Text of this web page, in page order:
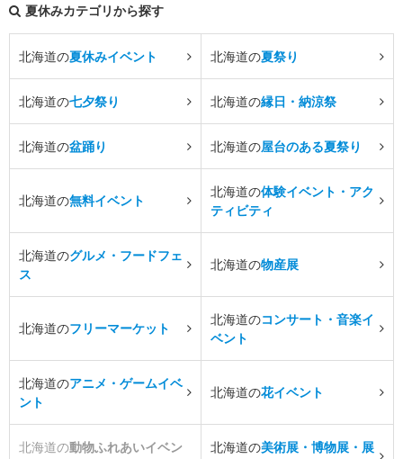
夏休みカテゴリから探す
北海道の夏休みイベント 北海道の夏祭り
北海道の七夕祭り 北海道の縁日・納涼祭
北海道の盆踊り 北海道の屋台のある夏祭り
北海道の無料イベント
北海道の体験イベント・アク
ティビティ
北海道のグルメ・フードフェ
ス
北海道の物産展
北海道のフリーマーケット
北海道のコンサート・音楽イ
ベント
北海道のアニメ・ゲームイベ
ント
北海道の花イベント
北海道の動物ふれあいイベン
北海道の美術展・博物展・展